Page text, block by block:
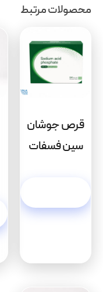
محصولات مرتبط
قرص جوشان
سین فسفات